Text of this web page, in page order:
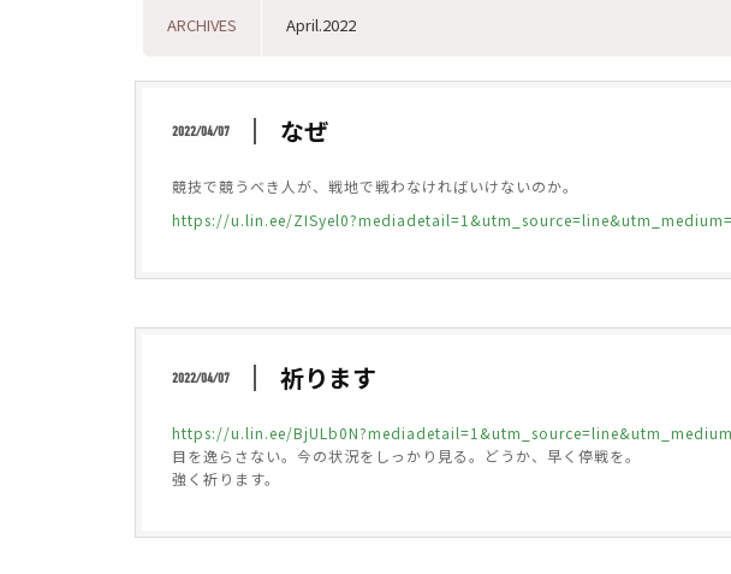
ARCHIVES
2022/04/07 なぜ
競技で競うべき人が、戦地で戦わなければいけないのか。
https://u.lin.ee/
2022/04/07 祈ります
https://u.lin.ee/
目を逸らさない。今の状況をしっかり見る。どうか、早く停戦を。
強く祈ります。